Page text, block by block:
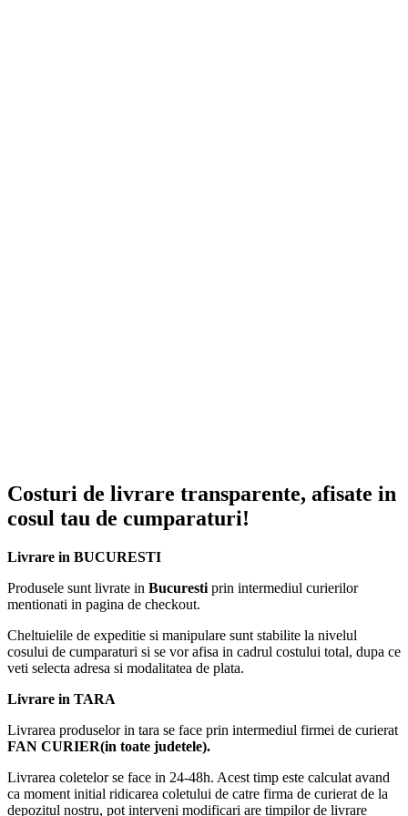
Costuri de livrare transparente, afisate in
cosul tau de cumparaturi!
Livrare in BUCURESTI
Produsele sunt livrate in Bucuresti prin intermediul curierilor
mentionati in pagina de checkout.
Cheltuielile de expeditie si manipulare sunt stabilite la nivelul
cosului de cumparaturi si se vor afisa in cadrul costului total, dupa ce
veti selecta adresa si modalitatea de plata.
Livrare in TARA
Livrarea produselor in tara se face prin intermediul firmei de curierat
FAN CURIER(in toate judetele).
Livrarea coletelor se face in 24-48h. Acest timp este calculat avand
ca moment initial ridicarea coletului de catre firma de curierat de la
depozitul nostru, pot interveni modificari are timpilor de livrare